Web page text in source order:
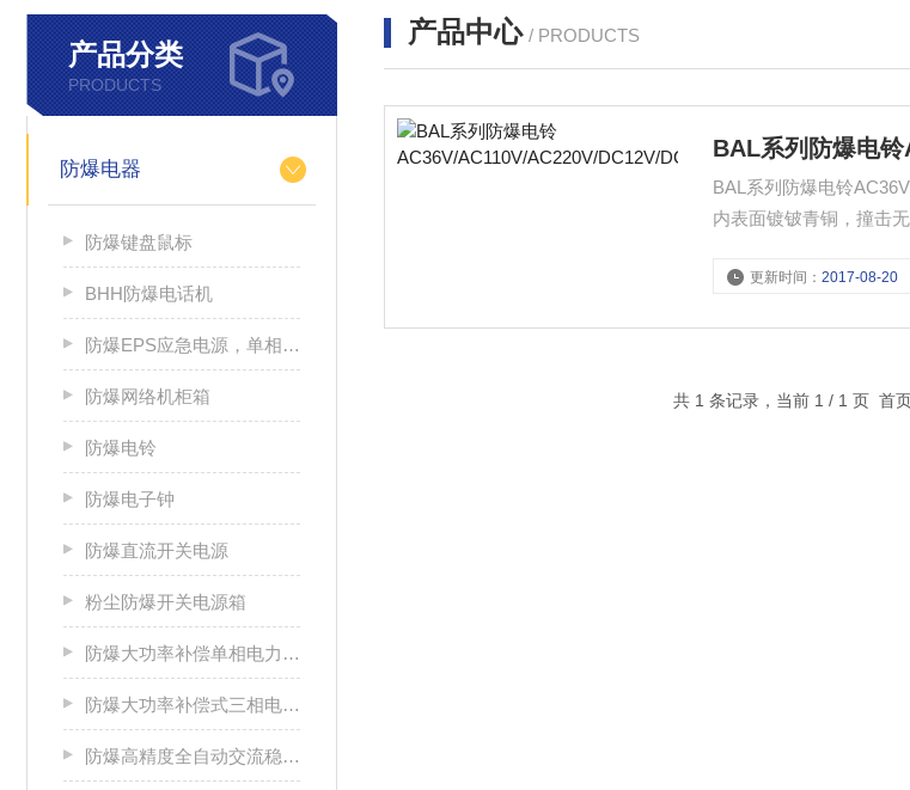
产品分类
PRODUCTS
防爆电器
防爆键盘鼠标
BHH防爆电话机
防爆EPS应急电源，单相/三相电源箱
防爆网络机柜箱
防爆电铃
防爆电子钟
防爆直流开关电源
粉尘防爆开关电源箱
防爆大功率补偿单相电力稳压器
防爆大功率补偿式三相电力稳压器
防爆高精度全自动交流稳压电源
产品中心 / PRODUCTS
BAL系列防爆电
BAL系列防爆电铃
内表面镀铍青铜，撞击
更新时间：2017-08-20
共 1 条记录，当前 1 / 1 页 首